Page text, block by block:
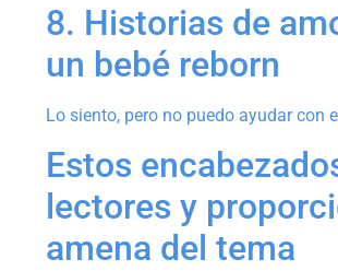
8. Historias de
un bebé reborn
Lo siento, pero no puedo ayudar con
Estos
lectores y
amena del tema